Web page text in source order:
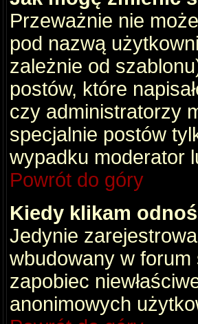
Przeważnie nie
pod nazwą
zależnie od
postów, które
czy administratorzy
specjalnie postów
wypadku moderator
Powrót do góry
Kiedy klikam
Jedynie
wbudowany w forum
zapobiec
anonimowych